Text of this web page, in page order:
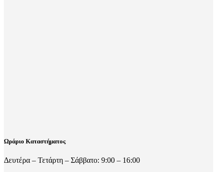
Ωράριο Καταστήματος
Δευτέρα – Τετάρτη – Σάββατο: 9:00 – 16:00